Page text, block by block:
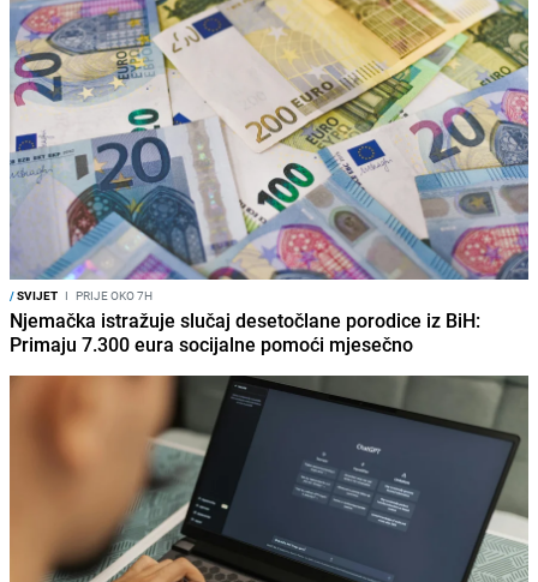
/SVIJET I PRIJE OKO 7H
Njemačka istražuje slučaj desetočlane porodice iz BiH:
Primaju 7.300 eura socijalne pomoći mjesečno